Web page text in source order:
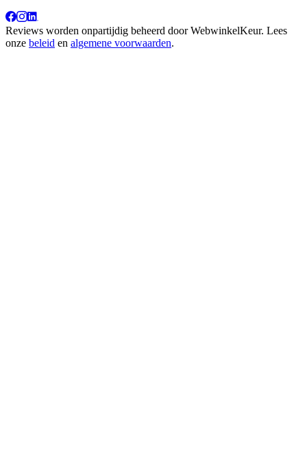
Reviews worden onpartijdig beheerd doorWebwinkelKeur. Lees
onze beleid en algemene voorwaarden.